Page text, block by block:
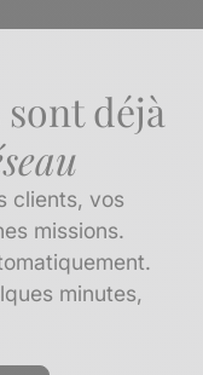
déjà
clients, vos
missions.
minutes,